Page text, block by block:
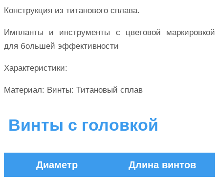
Конструкция из титанового сплава.
Импланты и инструменты с цветовой маркировкой
для большей эффективности
Характеристики:
Материал: Винты: Титановый сплав
Винты с головкой
Диаметр Длина винтов